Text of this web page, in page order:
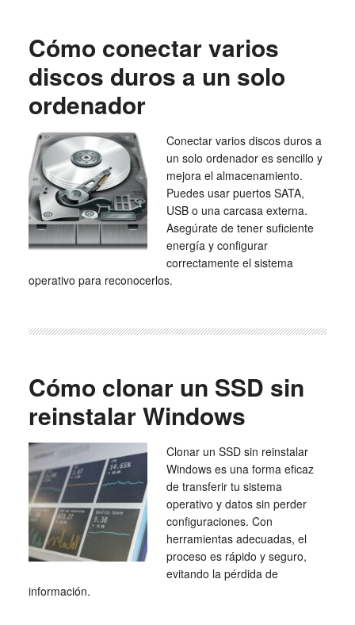
Cómo conectar varios
discos duros a un solo
ordenador
Conectar varios discos duros a
un solo ordenador es sencillo y
mejora el almacenamiento.
Puedes usar puertos SATA,
USB o una carcasa externa.
Asegúrate de tener suficiente
energía y configurar
correctamente el sistema
operativo para reconocerlos.
Cómo clonar un SSD sin
reinstalar Windows
Clonar un SSD sin reinstalar
Windows es una forma eficaz
de transferir tu sistema
operativo y datos sin perder
configuraciones. Con
herramientas adecuadas, el
proceso es rápido y seguro,
evitando la pérdida de
información.